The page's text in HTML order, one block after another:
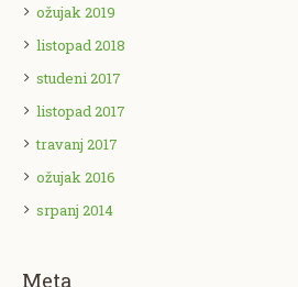
ožujak 2019
listopad 2018
studeni 2017
listopad 2017
travanj 2017
ožujak 2016
srpanj 2014
Meta